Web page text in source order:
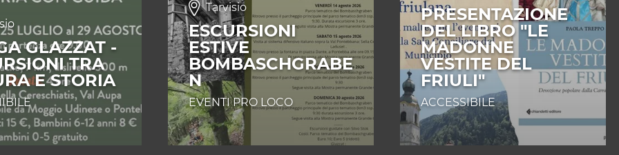
GLAZZAT -
TRA
E STORIA
Tarvisio
ESCURSIONI
ESTIVE
BOMBASCHGRABE
N
EVENTI PRO LOCO
PRESENTAZIONE
DEL LIBRO "LE
MADONNE
VESTITE DEL
FRIULI"
ACCESSIBILE